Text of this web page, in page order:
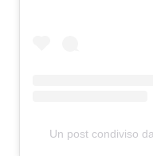
Un post condiviso